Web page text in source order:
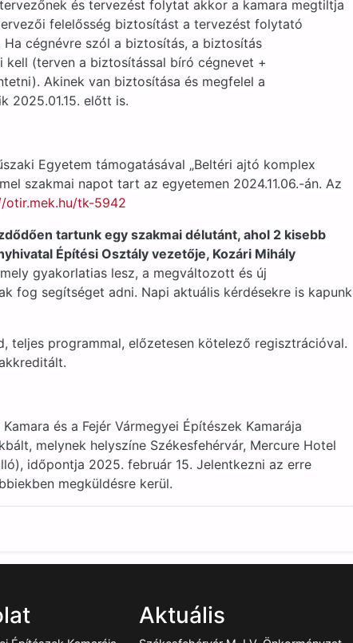
és tervezést folytat akkor a kamara megtiltja
felelősség biztosítást a tervezést folytató
cégnévre szól a biztosítás, a biztosítás
(terven a biztosítással bíró cégnevet +
Akinek van biztosítása és megfelel a
2025.01.15. előtt is.
Egyetem támogatásával „Beltéri ajtó komplex
szakmai napot tart az egyetemen 2024.11.06.-án. Az
otir.mek.hu/tk-5942
tartunk egy szakmai délutánt, ahol 2 kisebb
Építési Osztály vezetője, Kozári Mihály
gyakorlatias lesz, a megváltozott és új
fog segítséget adni. Napi aktuális kérdésekre is kapunk
teljes programmal, előzetesen kötelező regisztrációval.
és a Fejér Vármegyei Építészek Kamarája
melynek helyszíne Székesfehérvár, Mercure Hotel
időpontja 2025. február 15. Jelentkezni az erre
megküldésre kerül.
Aktuális